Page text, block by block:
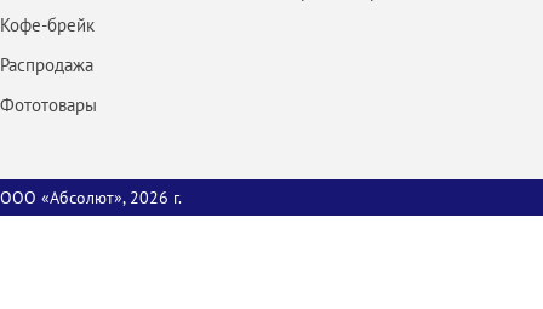
Кофе-брейк
Распродажа
Фототовары
ООО «Абсолют», 2026 г.